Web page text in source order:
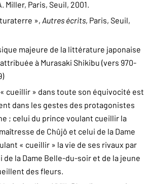
Miller, Paris, Seuil, 2001.
», Autres écrits, Paris, Seuil,
majeure de la littérature japonaise
à Murasaki Shikibu (vers 970-
cueillir » dans toute son équivocité est
dans les gestes des protagonistes
; celui du prince voulant cueillir la
de Chûjô et celui de la Dame
« cueillir » la vie de ses rivaux par
de la Dame Belle-du-soir et de la jeune
des fleurs.